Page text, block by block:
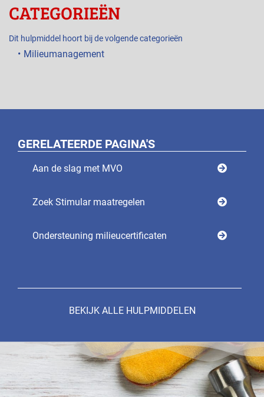
CATEGORIEËN
Dit hulpmiddel hoort bij de volgende categorieën
Milieumanagement
GERELATEERDE PAGINA'S
Aan de slag met MVO
Zoek Stimular maatregelen
Ondersteuning milieucertificaten
BEKIJK ALLE HULPMIDDELEN